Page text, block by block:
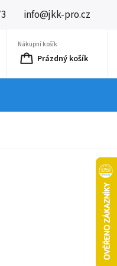
info@jkk-pro.cz
Nákupní košík
Prázdný košík